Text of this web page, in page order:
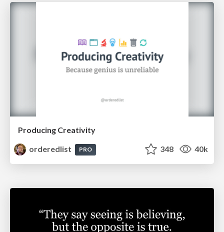
Producing Creativity
orderedlist
PRO 348 40k